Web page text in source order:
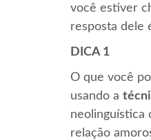
você estiver
resposta dele
DICA 1
O que você
usando a
neolinguística
relação